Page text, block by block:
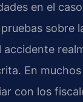
en el
sobre
accidente
En muchos
con los